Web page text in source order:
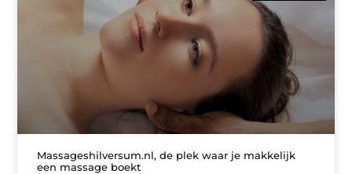
Massageshilversum.nl, de plek waar je makkelijk
een massage boekt